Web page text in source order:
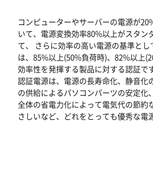
コンピューターやサーバーの電源が
いて、電源変換効率80%以上がスタン
て、 さらに効率の高い電源の基準とし
は、85%以上(50%負荷時)、82%以上
効率性を発揮する製品に対する認証で
認証電源は、電源の長寿命化、静音化
の供給によるパソコンパーツの安定化
全体の省電力化によって電気代の節約
さしいなど、どれをとっても優秀な電